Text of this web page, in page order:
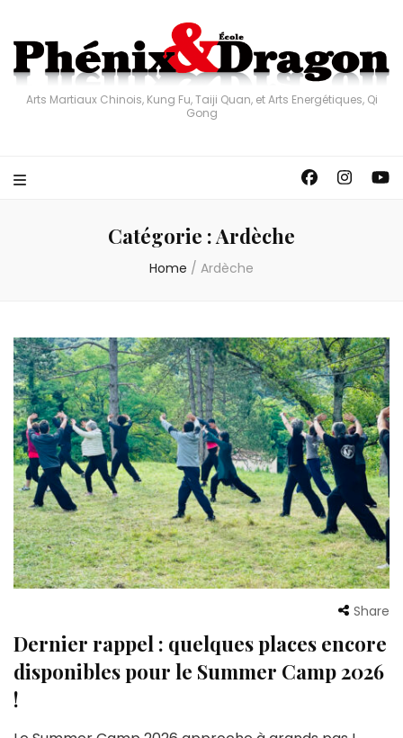
Arts Martiaux Chinois, Kung Fu, Taiji Quan, et Arts Energétiques, Qi
Gong
Catégorie :Ardèche
Home / Ardèche
Share
Dernier rappel : quelques places encore
disponibles pour le Summer Camp 2026
!